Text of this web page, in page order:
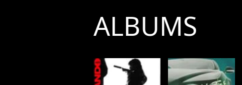
ALBUMS